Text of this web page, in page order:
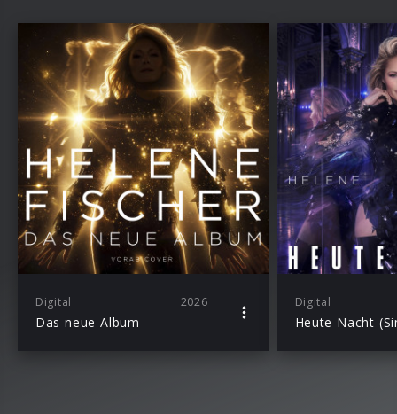
Digital 2026
Das neue Album
Digital
Heute Nacht